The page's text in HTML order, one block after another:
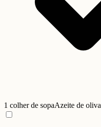
1 colher de sopaAzeite de oliva